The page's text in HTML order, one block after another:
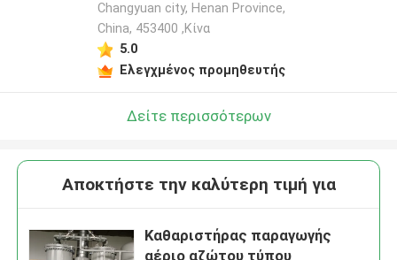
Changyuan city, Henan Province,
China, 453400 ,Κίνα
5.0
Ελεγχμένος προμηθευτής
Δείτε περισσότερων
Αποκτήστε την καλύτερη τιμή για
Καθαριστήρας παραγωγής
αέριο αζώτου τύπου